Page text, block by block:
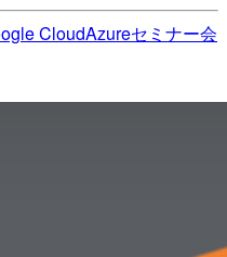
CloudAzureセミナー会